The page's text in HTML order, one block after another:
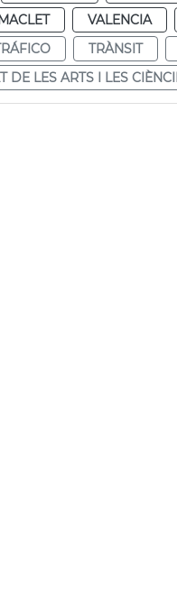
VALENCIA
TRÀNSIT
DE LES ARTS I LES